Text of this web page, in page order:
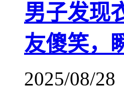
男子发现
友傻笑，
2025/08/28